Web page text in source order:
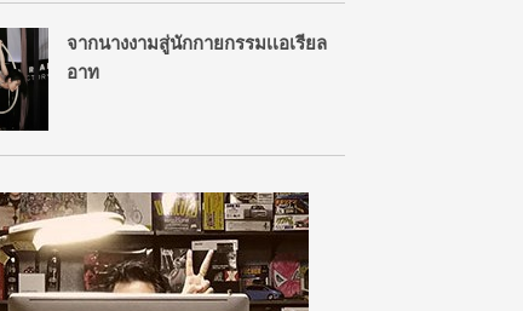
จากนางงามสู่นักกายกรรมเเอเรียล
อาท